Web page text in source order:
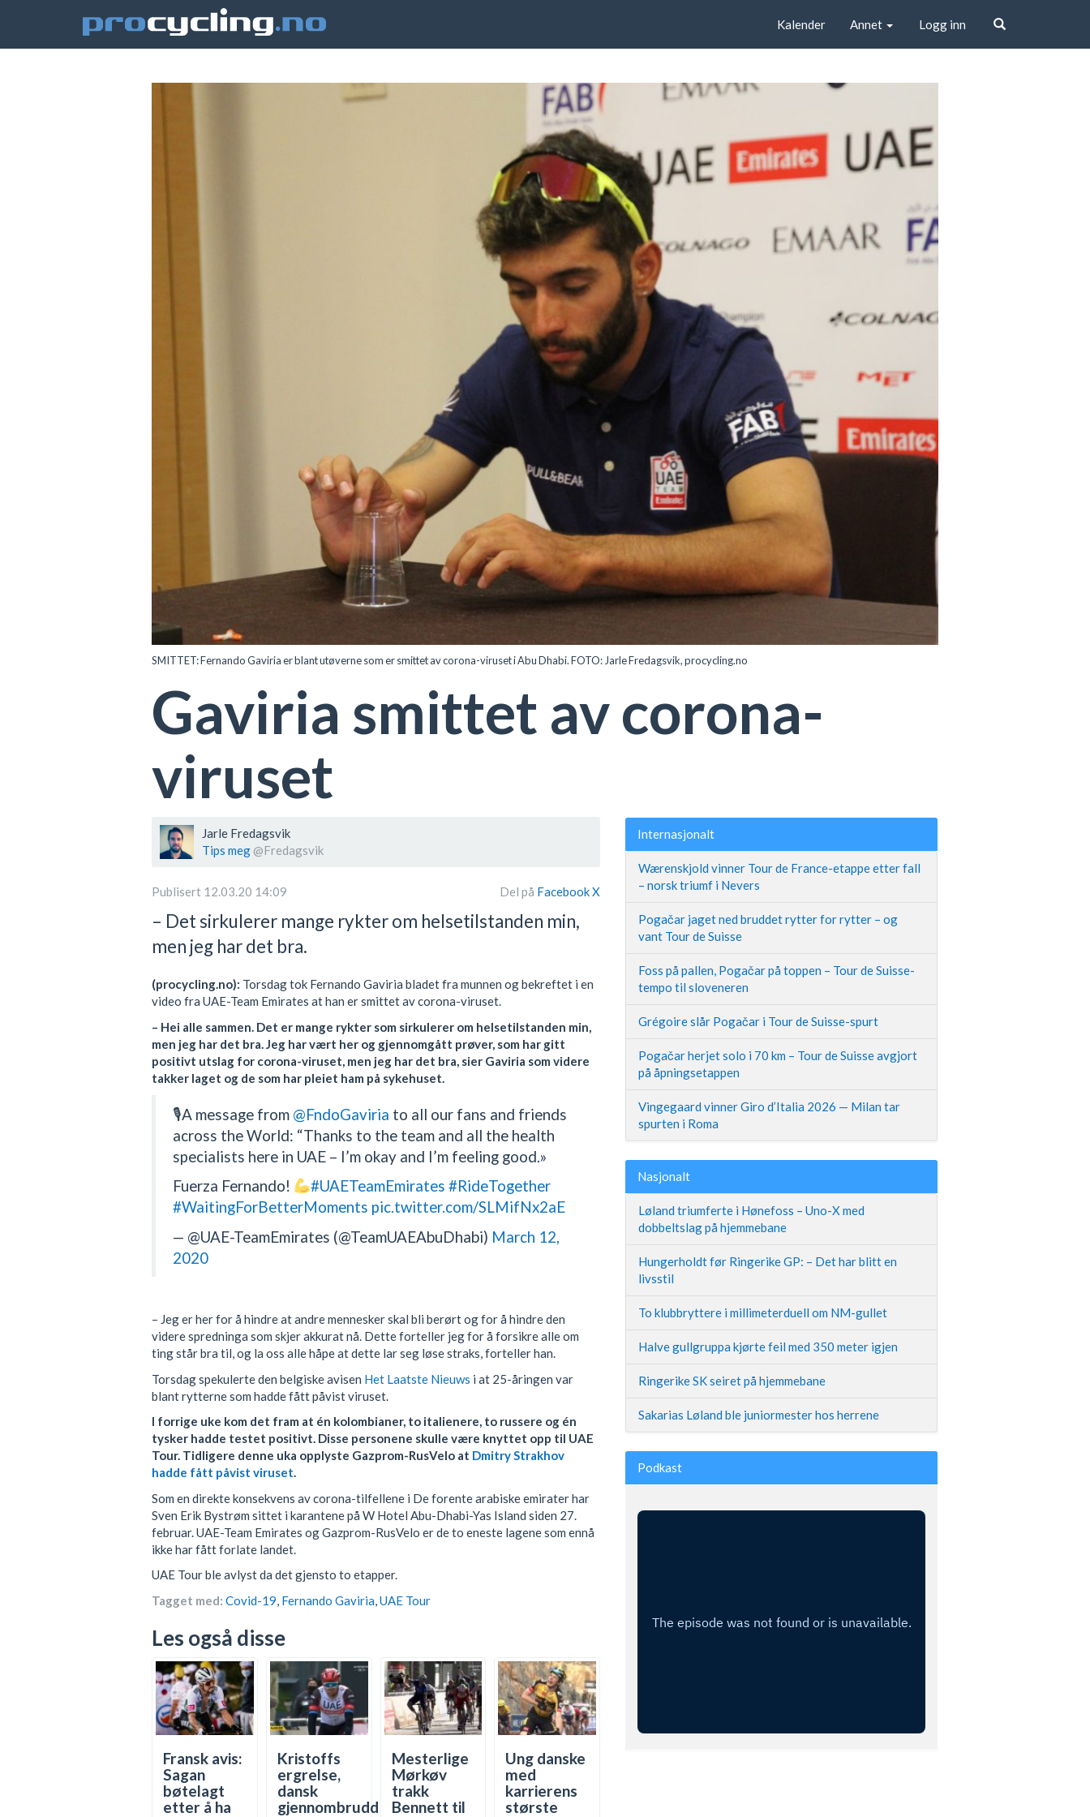
Kalender Annet Logg inn
SMITTET: Fernando Gaviria er blant utøverne som er smittet av corona-viruset i Abu Dhabi. FOTO: Jarle Fredagsvik, procycling.no
Gaviria smittet av corona-
viruset
Jarle Fredagsvik
Tips meg @Fredagsvik
Publisert 12.03.20 14:09 Del på FacebookX
– Det sirkulerer mange rykter om helsetilstanden min,
men jeg har det bra.
(procycling.no): Torsdag tok Fernando Gaviria bladet fra munnen og bekreftet i en
video fra UAE-Team Emirates at han er smittet av corona-viruset.
– Hei alle sammen. Det er mange rykter som sirkulerer om helsetilstanden min,
men jeg har det bra. Jeg har vært her og gjennomgått prøver, som har gitt
positivt utslag for corona-viruset, men jeg har det bra, sier Gaviria som videre
takker laget og de som har pleiet ham på sykehuset.
🎙A message from @FndoGaviria to all our fans and friends
across the World: “Thanks to the team and all the health
specialists here in UAE – I’m okay and I’m feeling good.»
Fuerza Fernando!
#UAETeamEmirates #RideTogether
#WaitingForBetterMoments pic.twitter.com/SLMifNx2aE
— @UAE-TeamEmirates (@TeamUAEAbuDhabi) March 12,
2020
– Jeg er her for å hindre at andre mennesker skal bli berørt og for å hindre den
videre spredninga som skjer akkurat nå. Dette forteller jeg for å forsikre alle om
ting står bra til, og la oss alle håpe at dette lar seg løse straks, forteller han.
Torsdag spekulerte den belgiske avisen Het Laatste Nieuws i at 25-åringen var
blant rytterne som hadde fått påvist viruset.
I forrige uke kom det fram at én kolombianer, to italienere, to russere og én
tysker hadde testet positivt. Disse personene skulle være knyttet opp til UAE
Tour. Tidligere denne uka opplyste Gazprom-RusVelo at Dmitry Strakhov
hadde fått påvist viruset.
Som en direkte konsekvens av corona-tilfellene i De forente arabiske emirater har
Sven Erik Bystrøm sittet i karantene på W Hotel Abu-Dhabi-Yas Island siden 27.
februar. UAE-Team Emirates og Gazprom-RusVelo er de to eneste lagene som ennå
ikke har fått forlate landet.
UAE Tour ble avlyst da det gjensto to etapper.
Tagget med: Covid-19, Fernando Gaviria,UAE Tour
Les også disse
Fransk avis:
Sagan
bøtelagt
etter å ha
Kristoffs
ergrelse,
dansk
gjennombrudd
Mesterlige
Mørkøv
trakk
Bennett til
Ung danske
med
karrierens
største
Internasjonalt
Wærenskjold vinner Tour de France-etappe etter fall
– norsk triumf i Nevers
Pogačar jaget ned bruddet rytter for rytter – og
vant Tour de Suisse
Foss på pallen, Pogačar på toppen – Tour de Suisse-
tempo til sloveneren
Grégoire slår Pogačar i Tour de Suisse-spurt
Pogačar herjet solo i 70 km – Tour de Suisse avgjort
på åpningsetappen
Vingegaard vinner Giro d’Italia 2026 — Milan tar
spurten i Roma
Nasjonalt
Løland triumferte i Hønefoss – Uno-X med
dobbeltslag på hjemmebane
Hungerholdt før Ringerike GP: – Det har blitt en
livsstil
To klubbryttere i millimeterduell om NM-gullet
Halve gullgruppa kjørte feil med 350 meter igjen
Ringerike SK seiret på hjemmebane
Sakarias Løland ble juniormester hos herrene
Podkast